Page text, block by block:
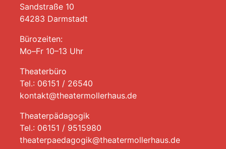
Sandstraße 10
64283 Darmstadt
Bürozeiten:
Mo–Fr 10–13 Uhr
Theaterbüro
Tel.: 06151 / 26540
kontakt@theatermollerhaus.de
Theaterpädagogik
Tel.: 06151 / 9515980
theaterpaedagogik@theatermollerhaus.de